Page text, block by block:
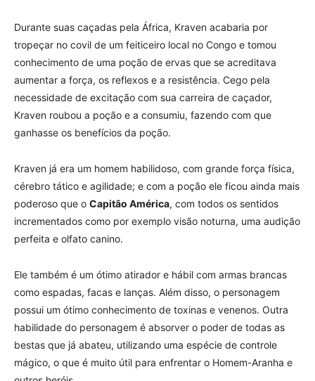
Durante suas caçadas pela África, Kraven acabaria por
tropeçar no covil de um feiticeiro local no Congo e tomou
conhecimento de uma poção de ervas que se acreditava
aumentar a força, os reflexos e a resistência. Cego pela
necessidade de excitação com sua carreira de caçador,
Kraven roubou a poção e a consumiu, fazendo com que
ganhasse os benefícios da poção.
Kraven já era um homem habilidoso, com grande força física,
cérebro tático e agilidade; e com a poção ele ficou ainda mais
poderoso que o Capitão América, com todos os sentidos
incrementados como por exemplo visão noturna, uma audição
perfeita e olfato canino.
Ele também é um ótimo atirador e hábil com armas brancas
como espadas, facas e lanças. Além disso, o personagem
possui um ótimo conhecimento de toxinas e venenos. Outra
habilidade do personagem é absorver o poder de todas as
bestas que já abateu, utilizando uma espécie de controle
mágico, o que é muito útil para enfrentar o Homem-Aranha e